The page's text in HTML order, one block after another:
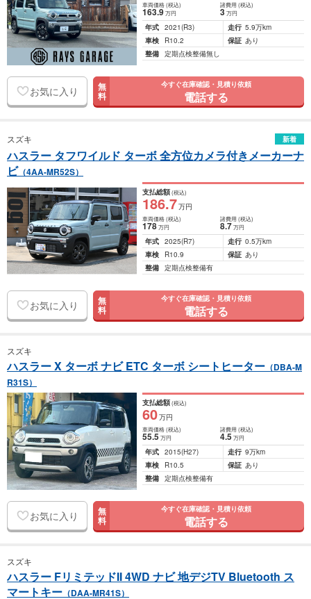
車両価格(税込)
163.9万円
諸費用 (税込)
3 万円
年式 2021(R3) 走行 5.9万km
車検
R10.2 保証 あり
整備 定期点検整備無し
お気に入り 無
料
今すぐ在庫確認・見積り依頼
電話する
スズキ 新着
ハスラー タフワイルド ターボ 全方位カメラ付きメーカーナ
ビ（4AA-MR52S）
支払総額(税込)
186.7万円
車両価格(税込)
178万円
諸費用 (税込)
8.7 万円
年式 2025(R7) 走行 0.5万km
車検
R10.9 保証 あり
整備 定期点検整備有
お気に入り 無
料
今すぐ在庫確認・見積り依頼
電話する
スズキ
ハスラー X ターボ ナビ ETC ターボ シートヒーター （DBA-M
R31S）
支払総額(税込)
60万円
車両価格(税込)
55.5万円
諸費用 (税込)
4.5 万円
年式 2015(H27) 走行 9万km
車検
R10.5 保証 あり
整備 定期点検整備有
お気に入り 無
料
今すぐ在庫確認・見積り依頼
電話する
スズキ
ハスラー FリミテッドII 4WD ナビ 地デジTV Bluetooth ス
マートキー （DAA-MR41S）